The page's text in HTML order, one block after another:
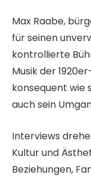
Max Raabe,
für seinen
kontrollierte
Musik der
konsequent wie
auch sein
Interviews
Kultur und
Beziehungen,